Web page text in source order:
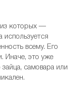
из которых —
используется
всему. Его
Иначе, это уже
самовара или